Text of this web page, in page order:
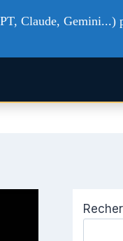
Claude, Gemini...)